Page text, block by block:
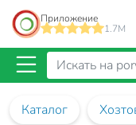
Приложение
1.7M
Каталог